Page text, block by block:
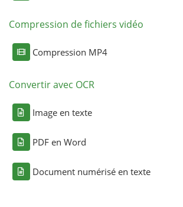
Compression de fichiers vidéo
Compression MP4
Convertir avec OCR
Image en texte
PDF en Word
Document numérisé en texte